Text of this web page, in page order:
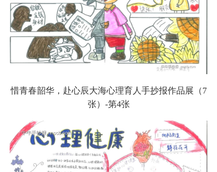
惜青春韶华，赴心辰大海心理育人手抄报作品展（7
张）-第4张